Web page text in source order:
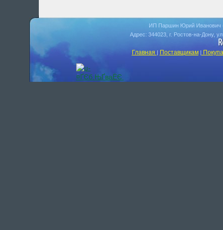
ИП Паршин Юрий Иванович
Адрес: 344023, г. Ростов-на-Дону,
Главная | Поставщикам|